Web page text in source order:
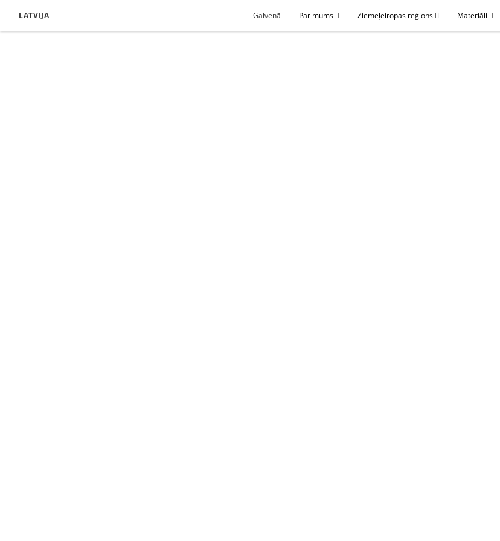
LATVIJA Galvenā Par mums Ziemeļeiropas reģions Materiāli